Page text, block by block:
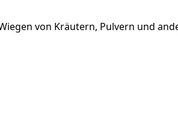
von Kräutern, Pulvern und